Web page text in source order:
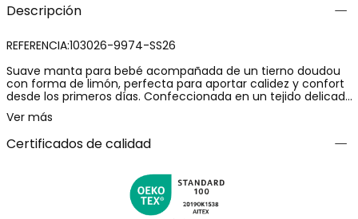
Descripción
REFERENCIA:103026-9974-SS26
Suave manta para bebé acompañada de un tierno doudou
con forma de limón, perfecta para aportar calidez y confort
desde los primeros días. Confeccionada en un tejido delicado
y agradable al tacto, resulta ideal para envolver al bebé y
mantenerlo abrigado en cualquier ocasión. El alegre
estampado de limones añade un toque fresco y divertido al
conjunto, convirtiéndolo en un accesorio encantador tanto
dulzura para el día a día del recién nacido.
Ver más
Certificados de calidad